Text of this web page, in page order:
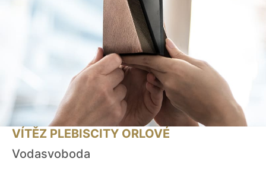
VÍTĚZ PLEBISCITY ORLOVÉ
Vodasvoboda